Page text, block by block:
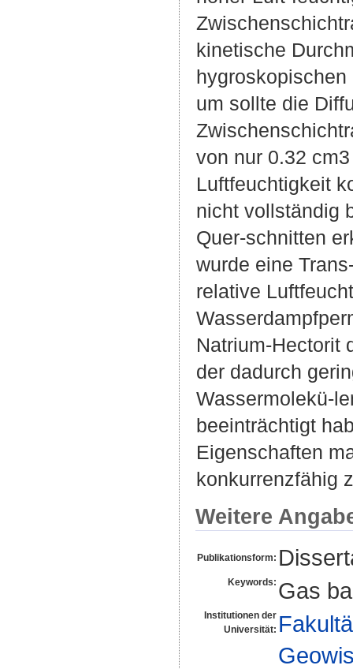
kinetische
um sollte die
von nur 0.32
Luftfeuchtigkeit
nicht vollständig
Quer-schnitten
wurde eine
relative
Natrium-Hectorit
der dadurch
Wassermolekü-
beeinträchtigt
Eigenschaften
konkurrenzfähig
Weitere
Publikationsform:
Keywords: Gas
Institutionen der
Universität: